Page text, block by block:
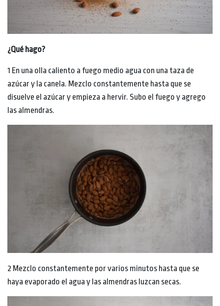
¿Qué hago?
1 En una olla caliento a fuego medio agua con una taza de
azúcar y la canela. Mezclo constantemente hasta que se
disuelve el azúcar y empieza a hervir. Subo el fuego y agrego
las almendras.
2 Mezclo constantemente por varios minutos hasta que se
haya evaporado el agua y las almendras luzcan secas.